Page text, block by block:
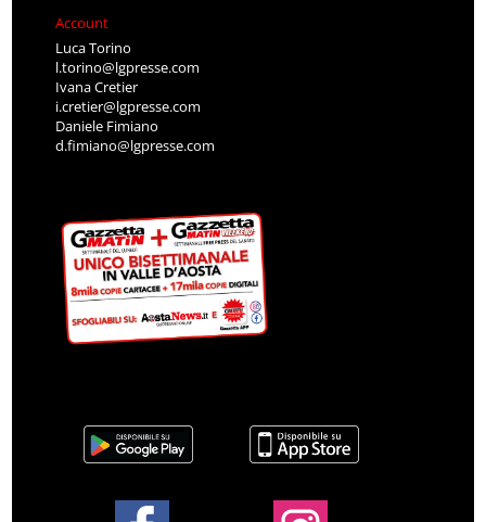
Account
Luca Torino
l.torino@lgpresse.com
Ivana Cretier
i.cretier@lgpresse.com
Daniele Fimiano
d.fimiano@lgpresse.com